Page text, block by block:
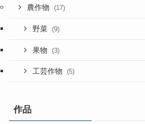
農作物 (17)
野菜 (9)
果物 (3)
工芸作物 (5)
作品